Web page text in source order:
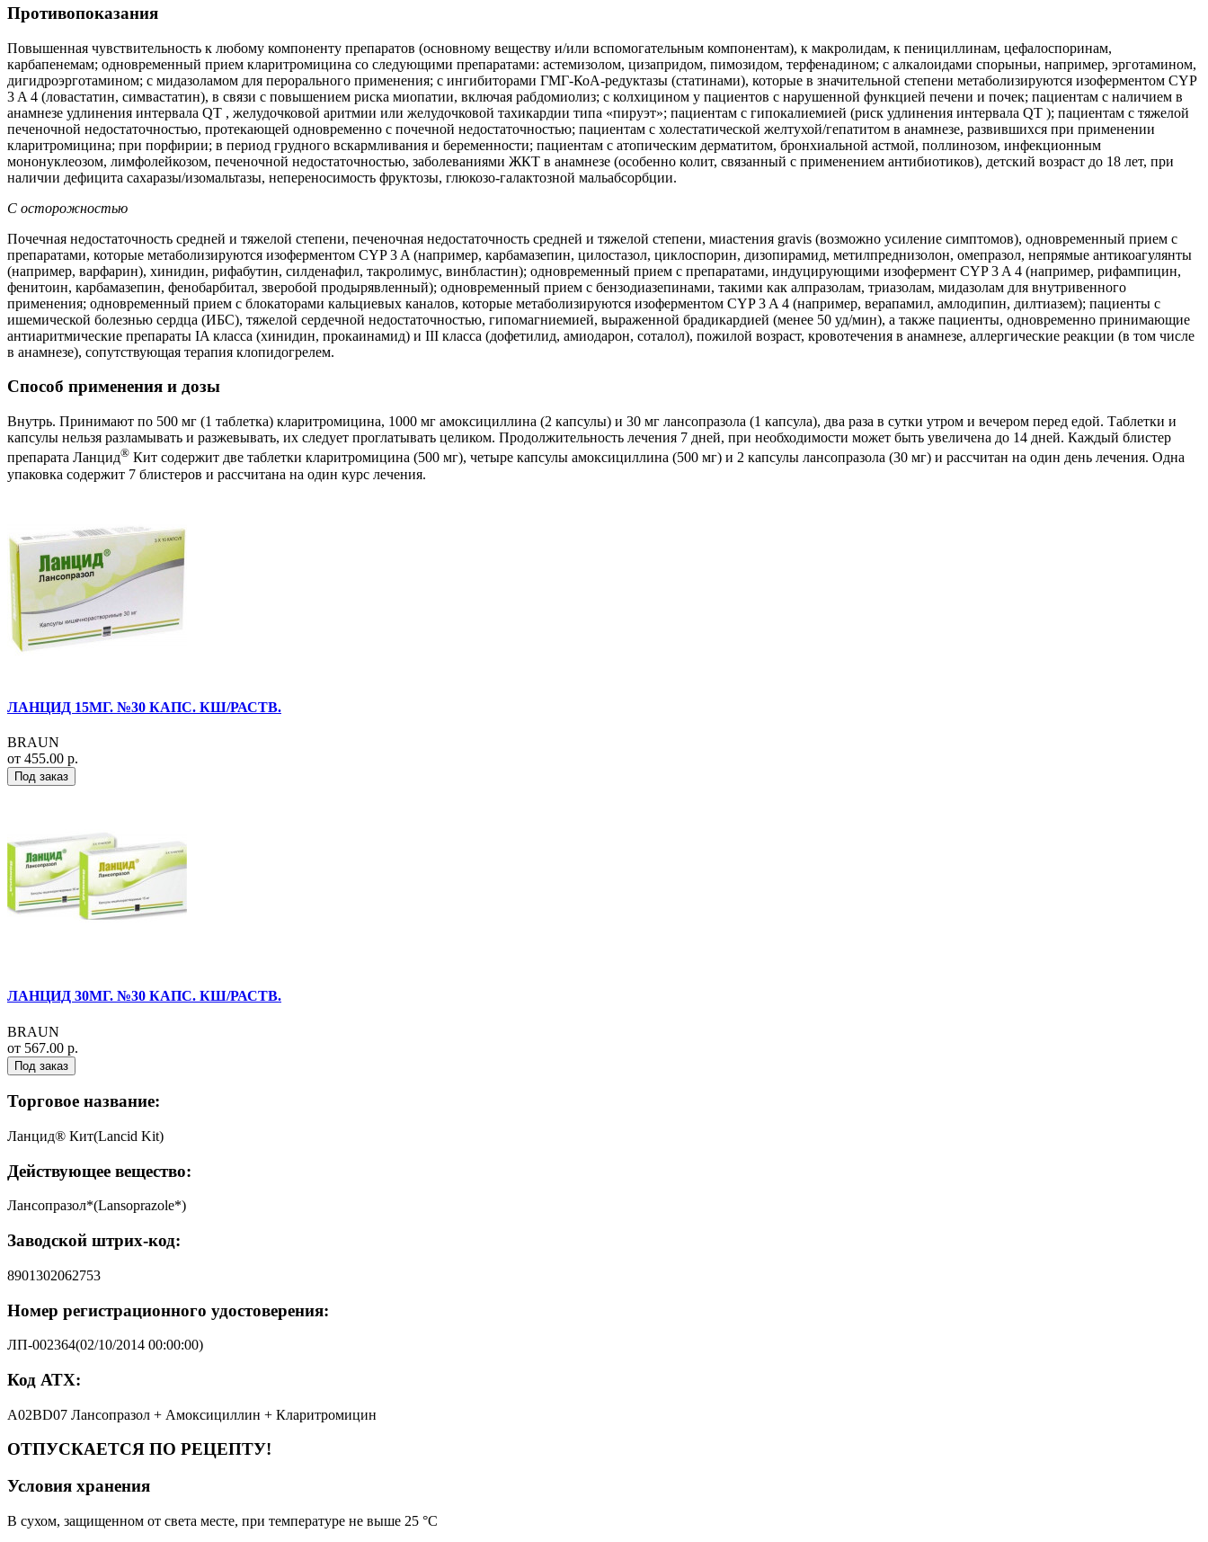
Противопоказания
Повышенная чувствительность к любому компоненту препаратов (основному веществу и/или вспомогательным компонентам), к макролидам, к пенициллинам, цефалоспоринам,
карбапенемам; одновременный прием кларитромицина со следующими препаратами: астемизолом, цизапридом, пимозидом, терфенадином; с алкалоидами спорыньи, например, эрготамином,
дигидроэрготамином; с мидазоламом для перорального применения; с ингибиторами ГМГ-КоА-редуктазы (статинами), которые в значительной степени метаболизируются изоферментом CYP
3 A 4 (ловастатин, симвастатин), в связи с повышением риска миопатии, включая рабдомиолиз; с колхицином у пациентов с нарушенной функцией печени и почек; пациентам с наличием в
анамнезе удлинения интервала QT , желудочковой аритмии или желудочковой тахикардии типа «пируэт»; пациентам с гипокалиемией (риск удлинения интервала QT ); пациентам с тяжелой
печеночной недостаточностью, протекающей одновременно с почечной недостаточностью; пациентам с холестатической желтухой/гепатитом в анамнезе, развившихся при применении
кларитромицина; при порфирии; в период грудного вскармливания и беременности; пациентам с атопическим дерматитом, бронхиальной астмой, поллинозом, инфекционным
мононуклеозом, лимфолейкозом, печеночной недостаточностью, заболеваниями ЖКТ в анамнезе (особенно колит, связанный с применением антибиотиков), детский возраст до 18 лет, при
наличии дефицита сахаразы/изомальтазы, непереносимость фруктозы, глюкозо-галактозной мальабсорбции.
С осторожностью
Почечная недостаточность средней и тяжелой степени, печеночная недостаточность средней и тяжелой степени, миастения gravis (возможно усиление симптомов), одновременный прием с
препаратами, которые метаболизируются изоферментом CYP 3 A (например, карбамазепин, цилостазол, циклоспорин, дизопирамид, метилпреднизолон, омепразол, непрямые антикоагулянты
(например, варфарин), хинидин, рифабутин, силденафил, такролимус, винбластин); одновременный прием с препаратами, индуцирующими изофермент CYP 3 A 4 (например, рифампицин,
фенитоин, карбамазепин, фенобарбитал, зверобой продырявленный); одновременный прием с бензодиазепинами, такими как алпразолам, триазолам, мидазолам для внутривенного
применения; одновременный прием с блокаторами кальциевых каналов, которые метаболизируются изоферментом CYP 3 A 4 (например, верапамил, амлодипин, дилтиазем); пациенты с
ишемической болезнью сердца (ИБС), тяжелой сердечной недостаточностью, гипомагниемией, выраженной брадикардией (менее 50 уд/мин), а также пациенты, одновременно принимающие
антиаритмические препараты IA класса (хинидин, прокаинамид) и III класса (дофетилид, амиодарон, соталол), пожилой возраст, кровотечения в анамнезе, аллергические реакции (в том числе
в анамнезе), сопутствующая терапия клопидогрелем.
Способ применения и дозы
Внутрь. Принимают по 500 мг (1 таблетка) кларитромицина, 1000 мг амоксициллина (2 капсулы) и 30 мг лансопразола (1 капсула), два раза в сутки утром и вечером перед едой. Таблетки и
капсулы нельзя разламывать и разжевывать, их следует проглатывать целиком. Продолжительность лечения 7 дней, при необходимости может быть увеличена до 14 дней. Каждый блистер
препарата Ланцид® Кит содержит две таблетки кларитромицина (500 мг), четыре капсулы амоксициллина (500 мг) и 2 капсулы лансопразола (30 мг) и рассчитан на один день лечения. Одна
упаковка содержит 7 блистеров и рассчитана на один курс лечения.
ЛАНЦИД 15МГ. №30 КАПС. КШ/РАСТВ.
BRAUN
от 455.00 р.
Под заказ
ЛАНЦИД 30МГ. №30 КАПС. КШ/РАСТВ.
BRAUN
от 567.00 р.
Под заказ
Торговое название:
Ланцид® Кит(Lancid Kit)
Действующее вещество:
Лансопразол*(Lansoprazole*)
Заводской штрих-код:
8901302062753
Номер регистрационного удостоверения:
ЛП-002364(02/10/2014 00:00:00)
Код АТХ:
A02BD07 Лансопразол + Амоксициллин + Кларитромицин
ОТПУСКАЕТСЯ ПО РЕЦЕПТУ!
Условия хранения
В сухом, защищенном от света месте, при температуре не выше 25 °C